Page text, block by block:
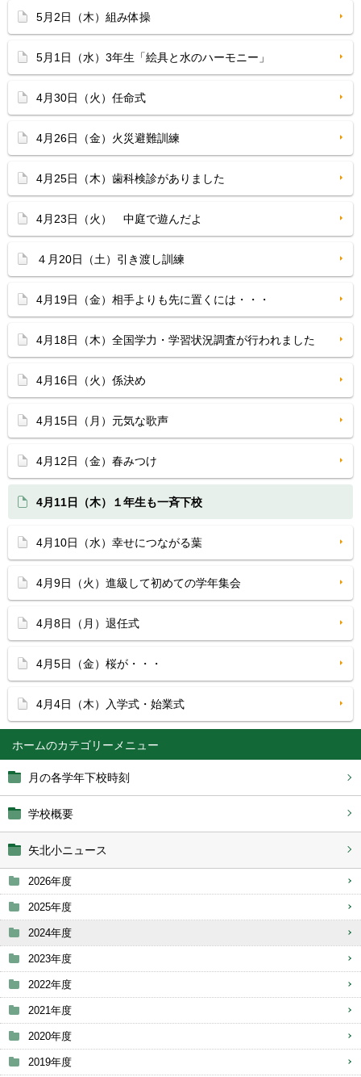
ホーム
月の各学年下校時刻
学校概要
矢北小ニュース
2026年度
2025年度
2024年度
2023年度
2022年度
2021年度
2020年度
2019年度
5月2日（木）組み体操
5月1日（水）3年生「絵具と水のハーモニー」
4月30日（火）任命式
4月26日（金）火災避難訓練
4月25日（木）歯科検診がありました
4月23日（火） 中庭で遊んだよ
４月20日（土）引き渡し訓練
4月19日（金）相手よりも先に置くには・・・
4月18日（木）全国学力・学習状況調査が行われました
4月16日（火）係決め
4月15日（月）元気な歌声
4月12日（金）春みつけ
4月11日（木）１年生も一斉下校
4月10日（水）幸せにつながる葉
4月9日（火）進級して初めての学年集会
4月8日（月）退任式
4月5日（金）桜が・・・
4月4日（木）入学式・始業式